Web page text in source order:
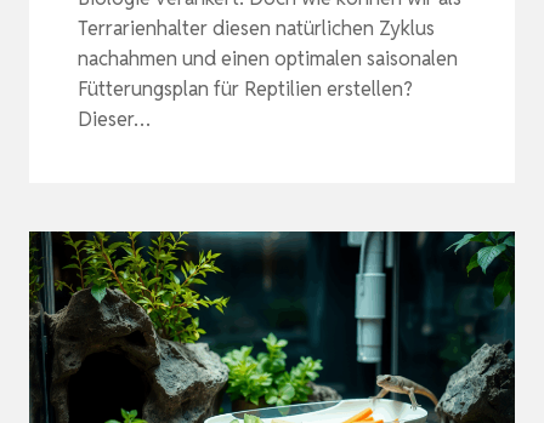
Terrarienhalter diesen natürlichen Zyklus
nachahmen und einen optimalen saisonalen
Fütterungsplan für Reptilien erstellen?
Dieser…